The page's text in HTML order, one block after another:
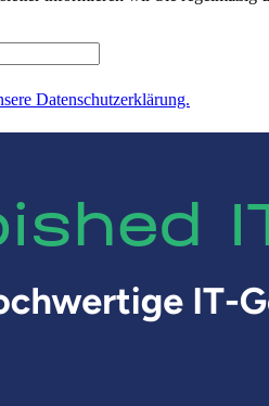
Datenschutzerklärung.